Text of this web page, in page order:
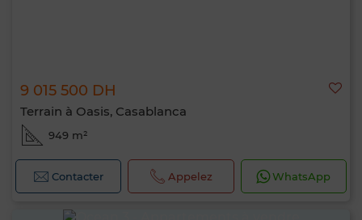
9 015 500 DH
Terrain à Oasis, Casablanca
949 m²
Contacter Appelez WhatsApp